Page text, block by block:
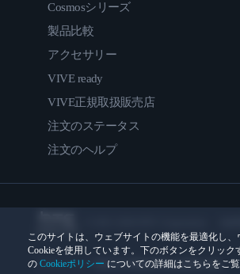
このサイトは、ウェブサイトの機能を最適化し
Cookieを使用しています。下のボタンをクリック
の Cookieポリシー についての詳細はこちらをご覧
Cosmosシリーズ
製品比較
アクセサリー
VIVE ready
VIVE正規取扱販売店
注文のステータス
注文のヘルプ
プライバシー連絡先:Global-Privacy@htc.com